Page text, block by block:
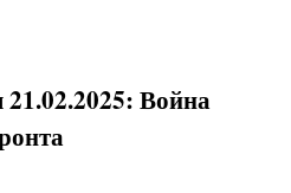
Война